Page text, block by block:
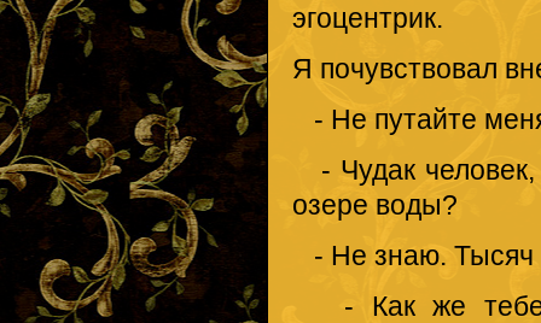
эгоцентрик.
Я почувствовал
- Не путайте
- Чудак
озере воды?
- Не знаю. Тысяч
- Как же тебе